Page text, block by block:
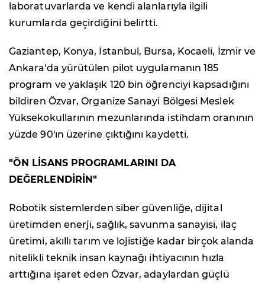
laboratuvarlarda ve kendi alanlarıyla ilgili
kurumlarda geçirdiğini belirtti.
Gaziantep, Konya, İstanbul, Bursa, Kocaeli, İzmir ve
Ankara'da yürütülen pilot uygulamanın 185
program ve yaklaşık 120 bin öğrenciyi kapsadığını
bildiren Özvar, Organize Sanayi Bölgesi Meslek
Yüksekokullarının mezunlarında istihdam oranının
yüzde 90'ın üzerine çıktığını kaydetti.
"ÖN LİSANS PROGRAMLARINI DA
DEĞERLENDİRİN"
Robotik sistemlerden siber güvenliğe, dijital
üretimden enerji, sağlık, savunma sanayisi, ilaç
üretimi, akıllı tarım ve lojistiğe kadar birçok alanda
nitelikli teknik insan kaynağı ihtiyacının hızla
arttığına işaret eden Özvar, adaylardan güçlü